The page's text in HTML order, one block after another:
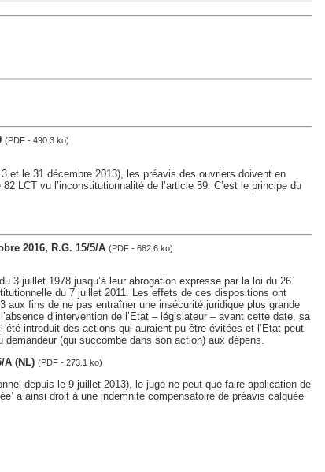
(PDF - 490.3 ko)
et le 31 décembre 2013), les préavis des ouvriers doivent en
LCT vu l’inconstitutionnalité de l’article 59. C’est le principe du
2016, R.G. 15/5/A (PDF - 682.6 ko)
3 juillet 1978 jusqu’à leur abrogation expresse par la loi du 26
du 7 juillet 2011. Les effets de ces dispositions ont
aux fins de ne pas entraîner une insécurité juridique plus grande
d’intervention de l’Etat – législateur – avant cette date, sa
introduit des actions qui auraient pu être évitées et l’Etat peut
(qui succombe dans son action) aux dépens.
A (NL) (PDF - 273.1 ko)
depuis le 9 juillet 2013), le juge ne peut que faire application de
a ainsi droit à une indemnité compensatoire de préavis calquée